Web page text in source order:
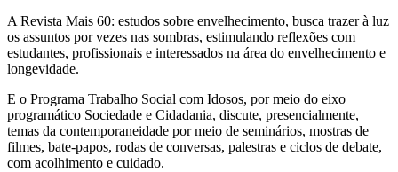
A Revista Mais 60: estudos sobre envelhecimento, busca trazer à luz
os assuntos por vezes nas sombras, estimulando reflexões com
estudantes, profissionais e interessados na área do envelhecimento e
longevidade.
E o Programa Trabalho Social com Idosos, por meio do eixo
programático Sociedade e Cidadania, discute, presencialmente,
temas da contemporaneidade por meio de seminários, mostras de
filmes, bate-papos, rodas de conversas, palestras e ciclos de debate,
com acolhimento e cuidado.